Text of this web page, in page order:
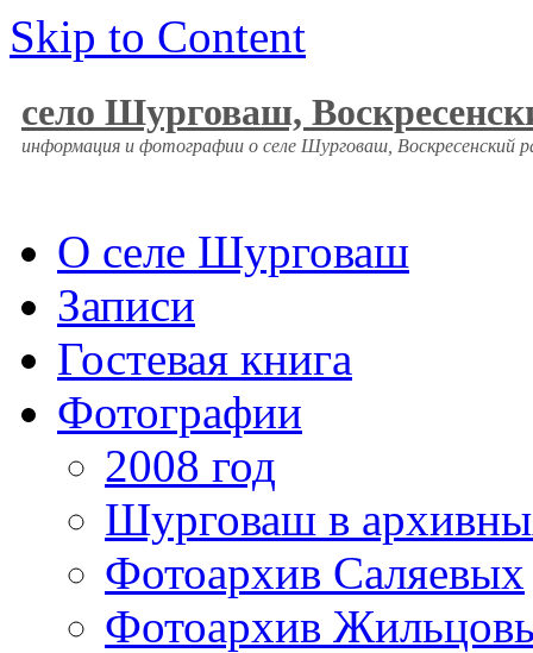
Skip to Content
село Шурговаш,
информация и фотографии о селе Шурговаш, Воскресенский
О селе Шурговаш
Записи
Гостевая книга
Фотографии
2008 год
Шурговаш в
Фотоархив Саляевых
Фотоархив